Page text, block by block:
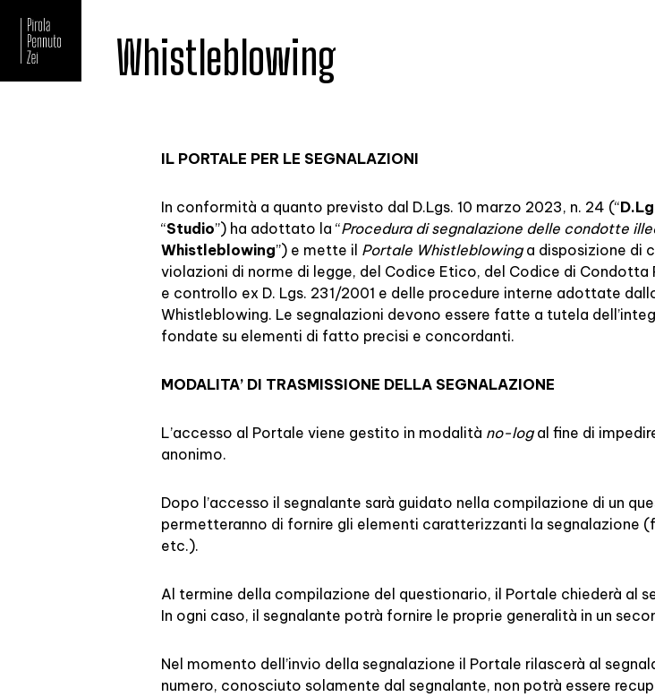
Whistleblowing
IL PORTALE PER LE SEGNALAZIONI
In conformità a quanto previsto dal D.Lgs. 10 marzo 2023, n. 24 (“
“Studio”) ha adottato la “Procedura di segnalazione delle condotte
Whistleblowing”) e mette il Portale Whistleblowinga disposizione di
violazioni di norme di legge, del Codice Etico, del Codice di
e controllo ex D. Lgs. 231/2001 e delle procedure interne adottate
Whistleblowing. Le segnalazioni devono essere fatte a tutela
fondate su elementi di fatto precisi e concordanti.
MODALITA’ DI TRASMISSIONE DELLA SEGNALAZIONE
L’accesso al Portale viene gestito in modalità no-logal fine di
anonimo.
Dopo l’accesso il segnalante sarà guidato nella compilazione di un
permetteranno di fornire gli elementi caratterizzanti la segnalazione
etc.).
Al termine della compilazione del questionario, il Portale chiederà al
In ogni caso, il segnalante potrà fornire le proprie generalità in un
Nel momento dell’invio della segnalazione il Portale rilascerà al
numero, conosciuto solamente dal segnalante, non potrà essere